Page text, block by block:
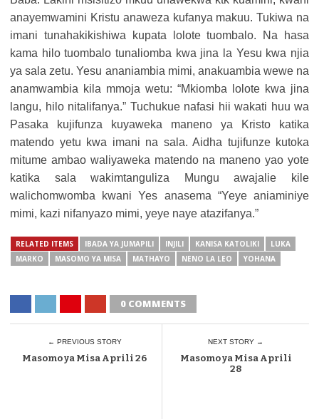
anayemwamini Kristu anaweza kufanya makuu. Tukiwa na
imani tunahakikishiwa kupata lolote tuombalo. Na hasa
kama hilo tuombalo tunaliomba kwa jina la Yesu kwa njia
ya sala zetu. Yesu ananiambia mimi, anakuambia wewe na
anamwambia kila mmoja wetu: “Mkiomba lolote kwa jina
langu, hilo nitalifanya.” Tuchukue nafasi hii wakati huu wa
Pasaka kujifunza kuyaweka maneno ya Kristo katika
matendo yetu kwa imani na sala. Aidha tujifunze kutoka
mitume ambao waliyaweka matendo na maneno yao yote
katika sala wakimtanguliza Mungu awajalie kile
walichomwomba kwani Yes anasema “Yeye aniaminiye
mimi, kazi nifanyazo mimi, yeye naye atazifanya.”
RELATED ITEMS IBADA YA JUMAPILI INJILI KANISA KATOLIKI
LUKA
MARKO
MASOMO YA MISA MATHAYO NENO LA LEO YOHANA
0 COMMENTS
← PREVIOUS STORY
Masomo ya Misa Aprili 26
NEXT STORY →
Masomo ya Misa Aprili
28